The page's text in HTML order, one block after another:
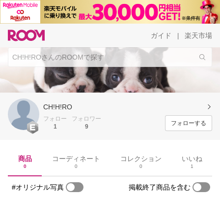
ガイド 楽天市場
CH!H!RO
フォロー
1
フォロワー
9
フォローする
商品
0
コーディネート
0
コレクション
0
いいね
1
#オリジナル写真 掲載終了商品を含む